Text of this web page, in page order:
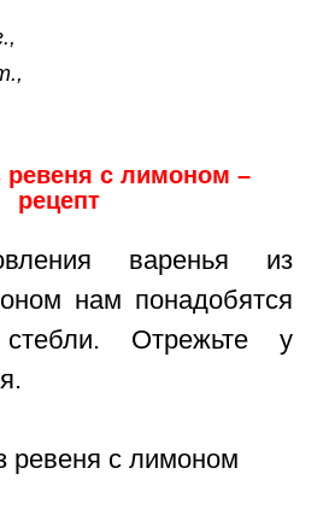
ревеня с лимоном –
рецепт
варенья из
нам понадобятся
Отрежьте у